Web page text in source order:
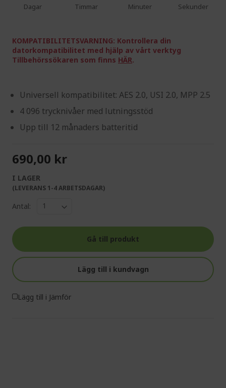
Dagar Timmar Minuter Sekunder
KOMPATIBILITETSVARNING: Kontrollera din
datorkompatibilitet med hjälp av vårt verktyg
Tillbehörssökaren som finns HÄR.
Universell kompatibilitet: AES 2.0, USI 2.0, MPP 2.5
4 096 trycknivåer med lutningsstöd
Upp till 12 månaders batteritid
690,00 kr
I LAGER
(LEVERANS 1-4 ARBETSDAGAR)
Antal:
Gå till produkt
Lägg till i kundvagn
Lägg till i Jämför